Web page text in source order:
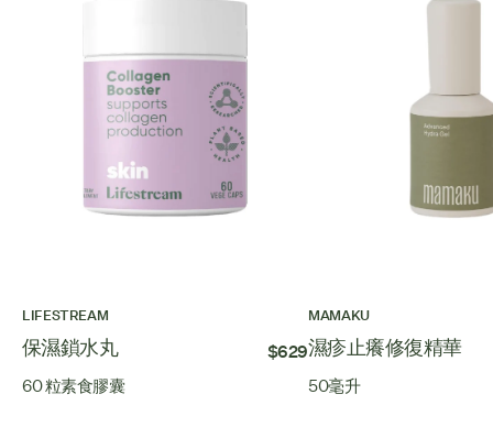
LIFESTREAM
保濕鎖水丸 $629
60 粒素食膠囊
MAMAKU
濕疹止癢修復精華
50毫升